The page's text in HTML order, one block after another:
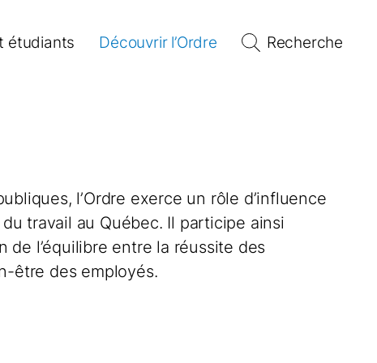
étudiants Découvrir l’Ordre Recherche
l’Ordre exerce un rôle d’influence
travail au Québec. Il participe ainsi
de l’équilibre entre la réussite des
être des employés.